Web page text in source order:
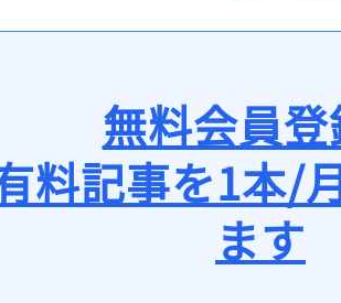
無料会員
料記事を1本/
ます